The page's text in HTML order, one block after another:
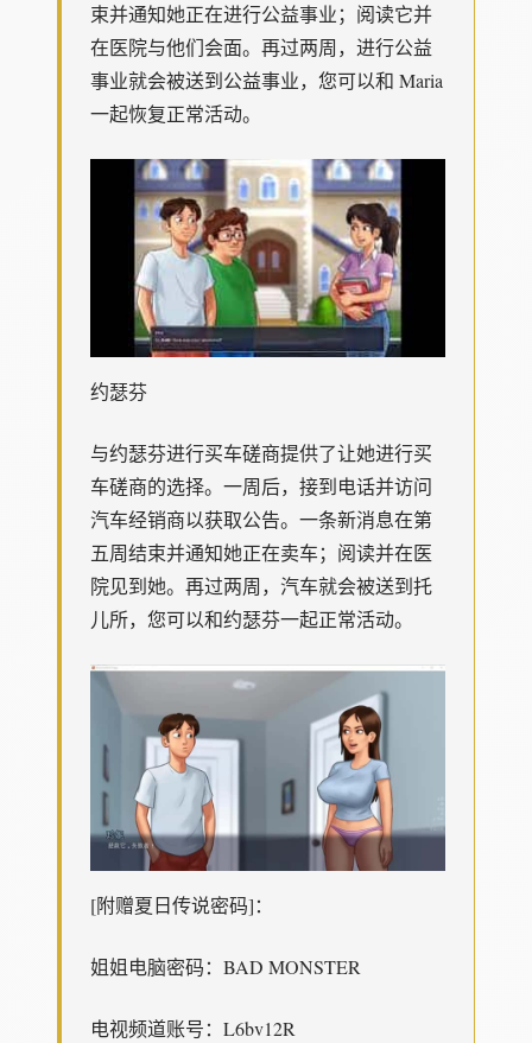
束并通知她正在进行公益事业；阅读它并
在医院与他们会面。再过两周，进行公益
事业就会被送到公益事业，您可以和 Maria
一起恢复正常活动。
约瑟芬
与约瑟芬进行买车磋商提供了让她进行买
车磋商的选择。一周后，接到电话并访问
汽车经销商以获取公告。一条新消息在第
五周结束并通知她正在卖车；阅读并在医
院见到她。再过两周，汽车就会被送到托
儿所，您可以和约瑟芬一起正常活动。
[附赠夏日传说密码]：
姐姐电脑密码：BAD MONSTER
电视频道账号：L6bv12R